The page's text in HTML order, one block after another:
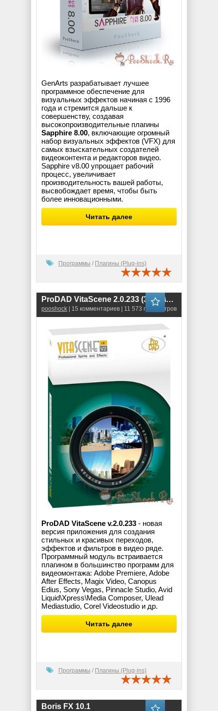
GenArts разрабатывает лучшее
программное обеспечение для
визуальных эффектов начиная с 1996
года и стремится дальше к
совершенству, создавая
высокопроизводительные плагины
Sapphire 8.00, включающие огромный
набор визуальных эффектов (VFX) для
самых взыскательных создателей
видеоконтента и редакторов видео.
Sapphire v8.00 упрощает рабочий
процесс, увеличивает
производительность вашей работы,
высвобождает время, чтобы быть
более инновационными.
Читать далее
Программы / Плагины (Plug-ins)
ProDAD VitaScene 2.0.233 (32-bit\64-bit)
pooshock | 15 комментариев | 11 573 просмотров
ProDAD VitaScene v.2.0.233 - новая
версия приложения для создания
стильных и красивых переходов,
эффектов и фильтров в видео ряде.
Программный модуль встраивается
плагином в большинство программ для
видеомонтажа: Adobe Premiere, Adobe
After Effects, Magix Video, Canopus
Edius, Sony Vegas, Pinnacle Studio, Avid
Liquid\Xpress\Media Composer, Ulead
Mediastudio, Corel Videostudio и др.
Читать далее
Программы / Плагины (Plug-ins)
Boris FX 10.1